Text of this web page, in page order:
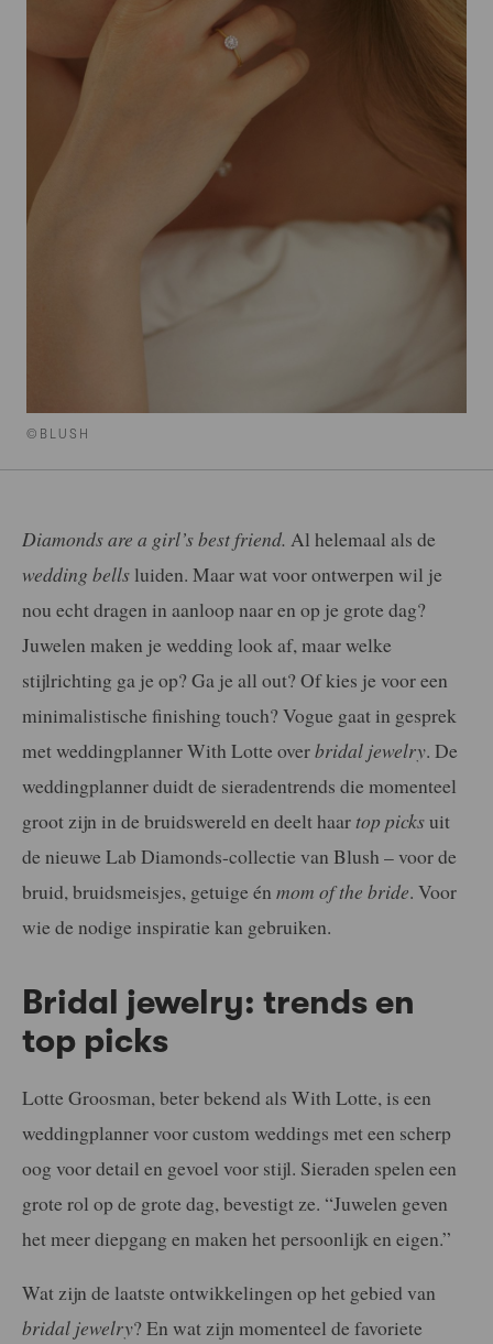
©BLUSH
Diamonds are a girl’s best friend. Al helemaal als de
wedding bells luiden. Maar wat voor ontwerpen wil je
nou echt dragen in aanloop naar en op je grote dag?
Juwelen maken je wedding look af, maar welke
stijlrichting ga je op? Ga je all out? Of kies je voor een
minimalistische finishing touch? Vogue gaat in gesprek
met weddingplanner With Lotte overbridal jewelry. De
weddingplanner duidt de sieradentrends die momenteel
groot zijn in de bruidswereld en deelt haar top picksuit
de nieuwe Lab Diamonds-collectie van Blush – voor de
bruid, bruidsmeisjes, getuige én mom of the bride. Voor
wie de nodige inspiratie kan gebruiken.
Bridal jewelry: trends en
top picks
Lotte Groosman, beter bekend als With Lotte, is een
weddingplanner voor custom weddings met een scherp
oog voor detail en gevoel voor stijl. Sieraden spelen een
grote rol op de grote dag, bevestigt ze. “Juwelen geven
het meer diepgang en maken het persoonlijk en eigen.”
Wat zijn de laatste ontwikkelingen op het gebied van
bridal jewelry? En wat zijn momenteel de favoriete